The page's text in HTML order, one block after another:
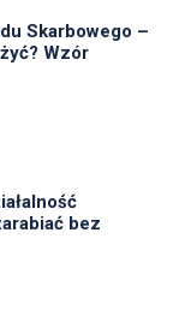
Skarbowego –
Wzór
bez